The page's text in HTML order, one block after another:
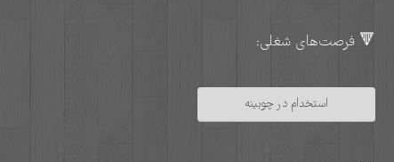
🔻 فرصت‌های شغلی:
استخدام در چوبینه